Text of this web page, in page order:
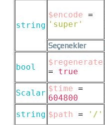
string
$encode =
'super'
Seçenekler
bool
$regenerate
= true
Scalar $time =
604800
string $path = '/'